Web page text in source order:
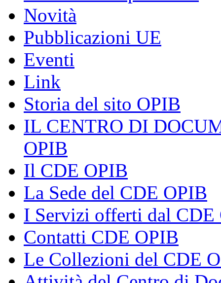
Novità
Pubblicazioni UE
Eventi
Link
Storia del sito OPIB
IL CENTRO DI
OPIB
Il CDE OPIB
La Sede del CDE OPIB
I Servizi offerti dal CDE
Contatti CDE OPIB
Le Collezioni del CDE